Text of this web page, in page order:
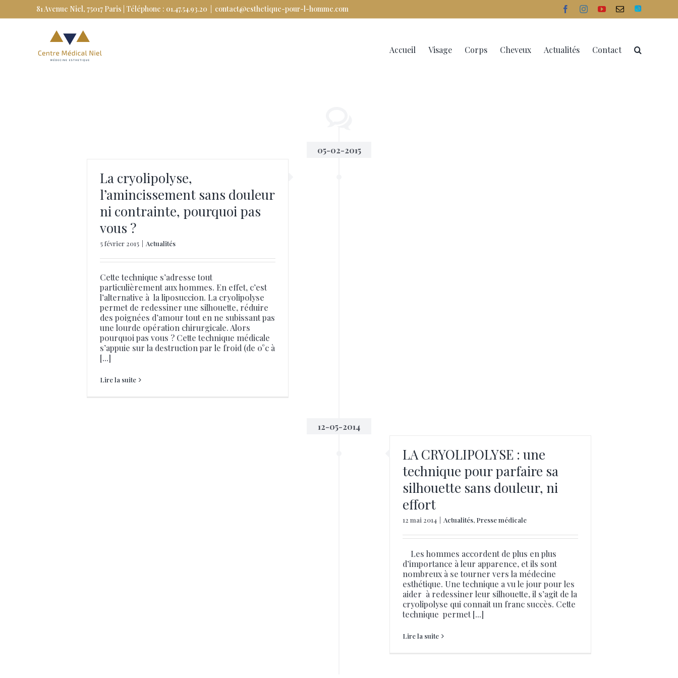
81 Avenue Niel, 75017 Paris | Téléphone : 01.47.54.93.20 contact@esthetique-pour-l-homme.com facebookinstagram
youtubeEmailDoctolib
Accueil Visage Corps Cheveux Actualités Contact
05-02-2015
La cryolipolyse,
l’amincissement sans douleur
ni contrainte, pourquoi pas
vous ?
5 février 2015 Actualités
Cette technique s’adresse tout
particulièrement aux hommes. En effet, c’est
l’alternative à la liposuccion. La cryolipolyse
permet de redessiner une silhouette, réduire
des poignées d’amour tout en ne subissant pas
une lourde opération chirurgicale. Alors
pourquoi pas vous ? Cette technique médicale
s’appuie sur la destruction par le froid (de 0°c à
[...]
Lire la suite
12-05-2014
LA CRYOLIPOLYSE : une
technique pour parfaire sa
silhouette sans douleur, ni
effort
12 mai 2014 Actualités, Presse médicale
Les hommes accordent de plus en plus
d’importance à leur apparence, et ils sont
nombreux à se tourner vers la médecine
esthétique. Une technique a vu le jour pour les
aider à redessiner leur silhouette, il s’agit de la
cryolipolyse qui connait un franc succès. Cette
technique permet [...]
Lire la suite